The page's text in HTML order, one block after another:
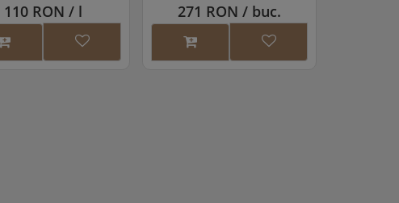
271 RON / buc. 104 RON / l